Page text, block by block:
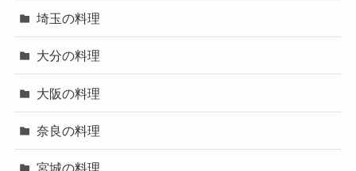
埼玉の料理
大分の料理
大阪の料理
奈良の料理
宮城の料理